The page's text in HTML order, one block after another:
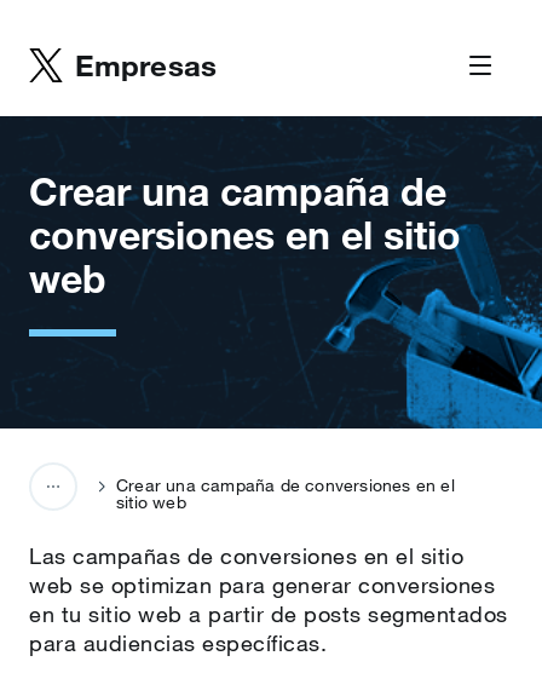
Empresas
Crear una campaña de
conversiones en el sitio
web
Crear una campaña de conversiones en el
sitio web
Las campañas de conversiones en el sitio
web se optimizan para generar conversiones
en tu sitio web a partir de posts segmentados
para audiencias específicas.